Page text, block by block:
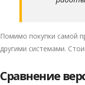
Помимо покупки самой
другими системами.
Сравнение